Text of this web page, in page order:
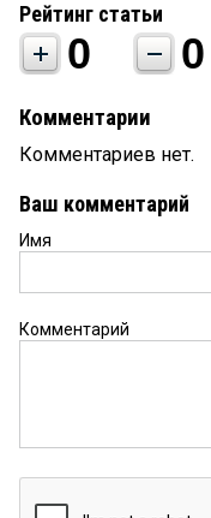
Рейтинг статьи
0 0
Комментарии
Комментариев нет.
Ваш комментарий
Имя
Комментарий